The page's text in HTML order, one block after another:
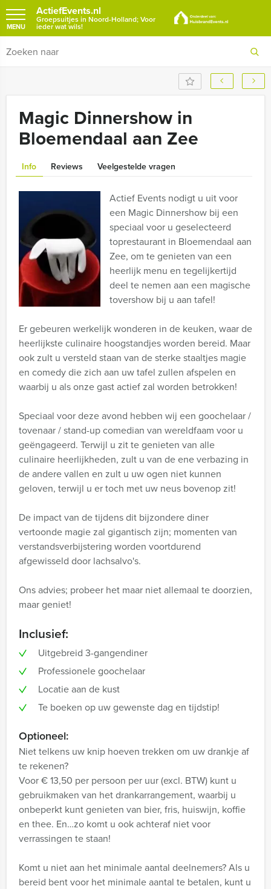
ActiefEvents.nl
Groepsuitjes in Noord-Holland; Voor
ieder wat wils!
MENU
Magic Dinnershow in
Bloemendaal aan Zee
Info Reviews Veelgestelde vragen
Actief Events nodigt u uit voor
een Magic Dinnershow bij een
speciaal voor u geselecteerd
toprestaurant in Bloemendaal aan
Zee, om te genieten van een
heerlijk menu en tegelijkertijd
deel te nemen aan een magische
tovershow bij u aan tafel!
Er gebeuren werkelijk wonderen in de keuken, waar de
heerlijkste culinaire hoogstandjes worden bereid. Maar
ook zult u versteld staan van de sterke staaltjes magie
en comedy die zich aan uw tafel zullen afspelen en
waarbij u als onze gast actief zal worden betrokken!
Speciaal voor deze avond hebben wij een goochelaar /
tovenaar / stand-up comedian van wereldfaam voor u
geëngageerd. Terwijl u zit te genieten van alle
culinaire heerlijkheden, zult u van de ene verbazing in
de andere vallen en zult u uw ogen niet kunnen
geloven, terwijl u er toch met uw neus bovenop zit!
De impact van de tijdens dit bijzondere diner
vertoonde magie zal gigantisch zijn; momenten van
verstandsverbijstering worden voortdurend
afgewisseld door lachsalvo's.
Ons advies; probeer het maar niet allemaal te doorzien,
maar geniet!
Inclusief:
Uitgebreid 3-gangendiner
Professionele goochelaar
Locatie aan de kust
Te boeken op uw gewenste dag en tijdstip!
Optioneel:
Niet telkens uw knip hoeven trekken om uw drankje af
te rekenen?
Voor € 13,50 per persoon per uur (excl. BTW) kunt u
gebruikmaken van het drankarrangement, waarbij u
onbeperkt kunt genieten van bier, fris, huiswijn, koffie
en thee. En…zo komt u ook achteraf niet voor
verrassingen te staan!
Komt u niet aan het minimale aantal deelnemers? Als u
bereid bent voor het minimale aantal te betalen, kunt u